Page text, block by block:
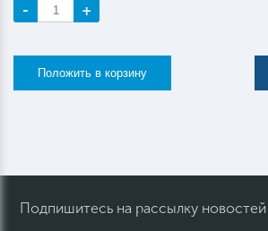
- +
Подпишитесь на рассылку